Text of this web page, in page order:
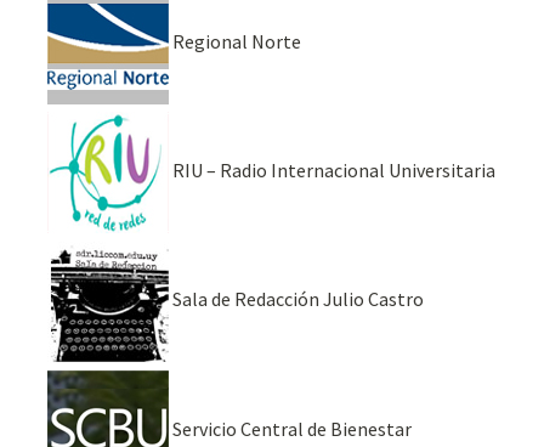
Regional Norte
RIU – Radio Internacional Universitaria
Sala de Redacción Julio Castro
Servicio Central de Bienestar